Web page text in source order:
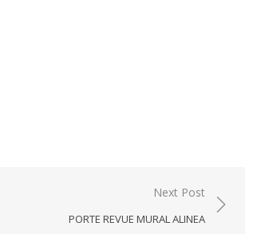
Next Post
PORTE REVUE MURAL ALINEA